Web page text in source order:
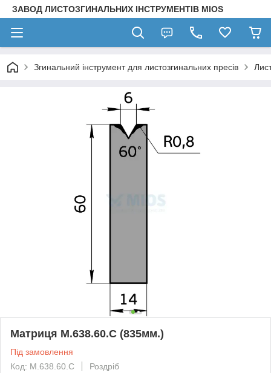
ЗАВОД ЛИСТОЗГИНАЛЬНИХ ІНСТРУМЕНТІВ MIOS
Згинальний інструмент для листозгинальних пресів
Матриця M.638.60.C (835мм.)
Під замовлення
Код: M.638.60.C
Роздріб